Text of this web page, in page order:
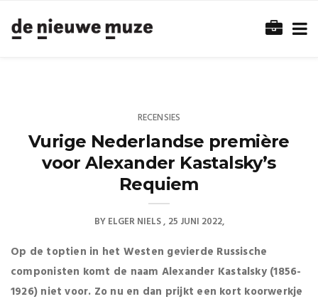
RECENSIES
Vurige Nederlandse première
voor Alexander Kastalsky’s
Requiem
BYELGER NIELS 25 JUNI 2022
Op de toptien in het Westen gevierde Russische
componisten komt de naam Alexander Kastalsky (1856-
1926) niet voor. Zo nu en dan prijkt een kort koorwerkje